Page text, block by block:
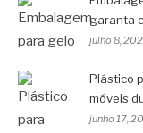
garanta
julho 8,
Plástico
móveis
junho 17,